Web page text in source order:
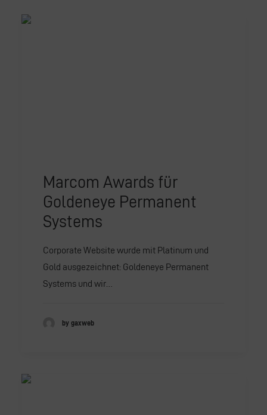
Marcom Awards für
Goldeneye Permanent
Systems
Corporate Website wurde mit Platinum und
Gold ausgezeichnet: Goldeneye Permanent
Systems und wir…
by gaxweb